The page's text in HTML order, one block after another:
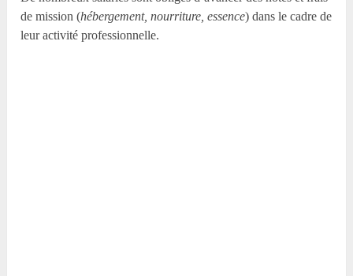
de mission (hébergement, nourriture, essence) dans le cadre de
leur activité professionnelle.